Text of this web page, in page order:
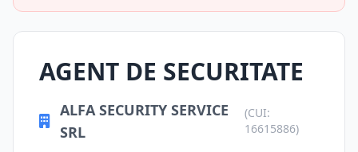
AGENT DE SECURITATE
ALFA SECURITY SERVICE
SRL
(CUI:
16615886)